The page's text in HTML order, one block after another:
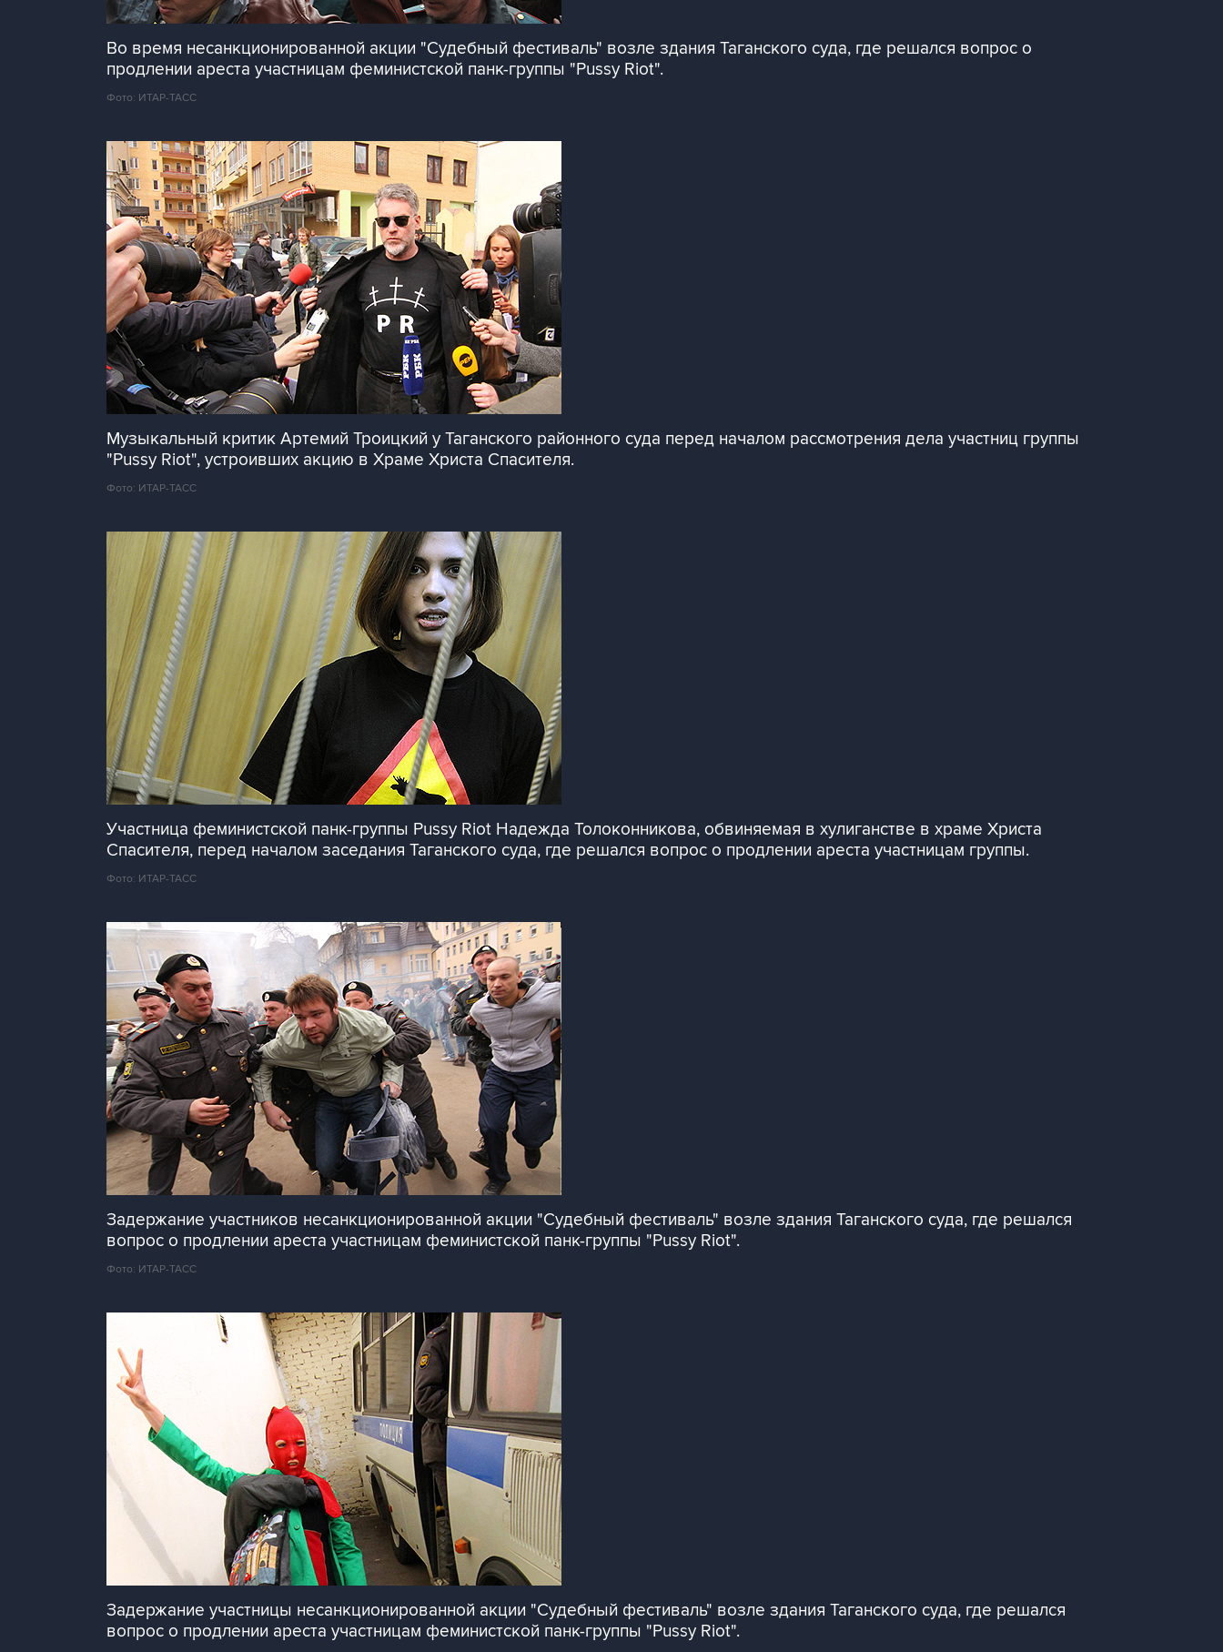
Во время несанкционированной акции "Судебный фестиваль" возле здания Таганского суда, где решался вопрос о
продлении ареста участницам феминистской панк-группы "Pussy Riot".
Фото: ИТАР-ТАСС
Музыкальный критик Артемий Троицкий у Таганского районного суда перед началом рассмотрения дела участниц группы
"Pussy Riot", устроивших акцию в Храме Христа Спасителя.
Фото: ИТАР-ТАСС
Участница феминистской панк-группы Pussy Riot Надежда Толоконникова, обвиняемая в хулиганстве в храме Христа
Спасителя, перед началом заседания Таганского суда, где решался вопрос о продлении ареста участницам группы.
Фото: ИТАР-ТАСС
Задержание участников несанкционированной акции "Судебный фестиваль" возле здания Таганского суда, где решался
вопрос о продлении ареста участницам феминистской панк-группы "Pussy Riot".
Фото: ИТАР-ТАСС
Задержание участницы несанкционированной акции "Судебный фестиваль" возле здания Таганского суда, где решался
вопрос о продлении ареста участницам феминистской панк-группы "Pussy Riot".